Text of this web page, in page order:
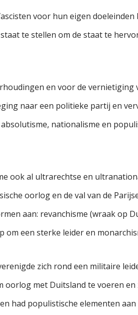
voor hun eigen
te stellen om de staat te
en voor de vernietiging
naar een politieke partij en
nationalisme en
ook al ultrarechtse en
oorlog en de val van de
aan: revanchisme (wraak op
om een sterke leider en
zich rond een militaire
met Duitsland te voeren
had populistische elementen